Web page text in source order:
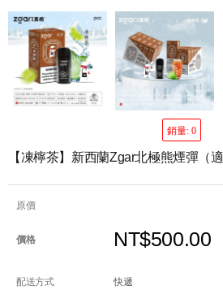
銷量: 0
【凍檸茶】新西蘭Zgar北極熊煙彈（
原價
價格 NT$500.00
配送方式 快遞